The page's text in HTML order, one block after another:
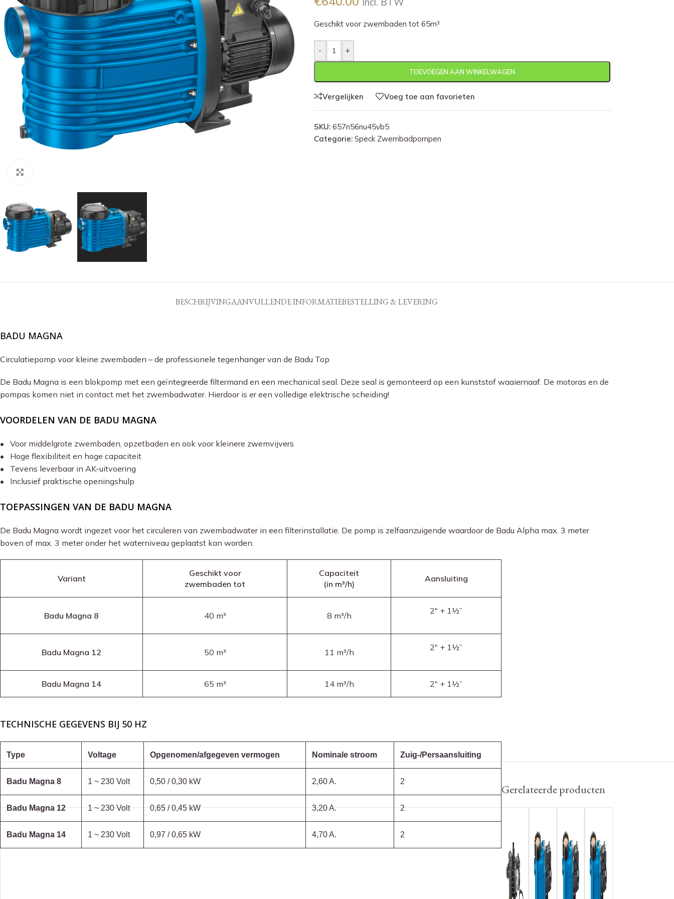
Geschikt voor zwembaden tot 65m³
- +
TOEVOEGEN AAN WINKELWAGEN
Vergelijken Voeg toe aan favorieten
SKU: 657n56nu45vb5
Categorie: Speck Zwembadpompen
BESCHRIJVINGAANVULLENDE INFORMATIEBESTELLING & LEVERING
BADU MAGNA
Circulatiepomp voor kleine zwembaden – de professionele tegenhanger van de Badu Top
De Badu Magna is een blokpomp met een geïntegreerde filtermand en een mechanical seal. Deze seal is gemonteerd op een kunststof waaiernaaf. De motoras en de
pompas komen niet in contact met het zwembadwater. Hierdoor is er een volledige elektrische scheiding!
VOORDELEN VAN DE BADU MAGNA
• Voor middelgrote zwembaden, opzetbaden en ook voor kleinere zwemvijvers
• Hoge flexibiliteit en hoge capaciteit
• Tevens leverbaar in AK-uitvoering
• Inclusief praktische openingshulp
TOEPASSINGEN VAN DE BADU MAGNA
De Badu Magna wordt ingezet voor het circuleren van zwembadwater in een filterinstallatie. De pomp is zelfaanzuigende waardoor de Badu Alpha max. 3 meter
boven of max. 3 meter onder het waterniveau geplaatst kan worden.
Variant
Geschikt voor
zwembaden tot
Capaciteit
(in m³/h)
Aansluiting
Badu Magna 8 40 m³ 8 m³/h 2″ + 1½”
Badu Magna 12 50 m³ 11 m³/h 2″ + 1½”
Badu Magna 14 65 m³ 14 m³/h 2″ + 1½”
TECHNISCHE GEGEVENS BIJ 50 HZ
Type Voltage Opgenomen/afgegeven vermogen Nominale stroom Zuig-/Persaansluiting
Badu Magna 8 1 ~ 230 Volt 0,50 / 0,30 kW 2,60 A. 2
Badu Magna 12 1 ~ 230 Volt 0,65 / 0,45 kW 3,20 A. 2
Badu Magna 14 1 ~ 230 Volt 0,97 / 0,65 kW 4,70 A. 2
Gerelateerde producten